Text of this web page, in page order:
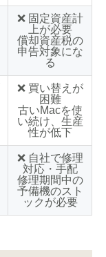
❌ 固定資産計
上が必要
償却資産税の
申告対象にな
る
❌ 買い替えが
困難
古いMacを使
い続け、生産
性が低下
❌ 自社で修理
対応・手配
修理期間中の
予備機のスト
ックが必要